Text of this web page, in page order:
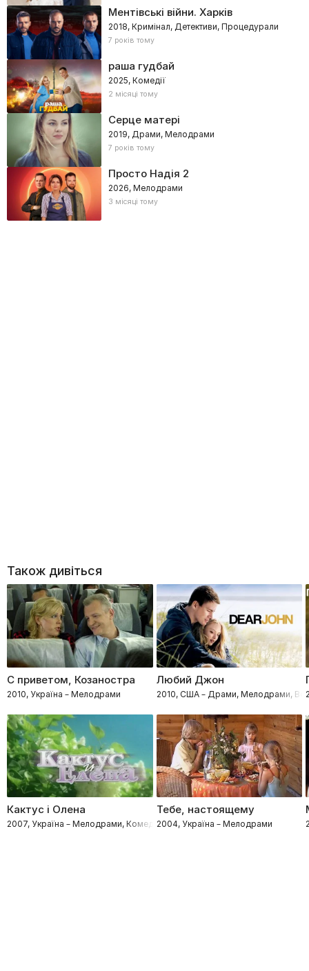
Ментівські війни. Харків
2018, Кримінал, Детективи, Процедурали
7 років тому
раша гудбай
2025, Комедії
2 місяці тому
Серце матері
2019, Драми, Мелодрами
7 років тому
Просто Надія 2
2026, Мелодрами
3 місяці тому
Також дивіться
С приветом, Козаностра
2010, Україна – Мелодрами
Любий Джон
2010, США – Драми, Мелодрами,
Кактус і Олена
2007, Україна – Мелодрами, Комедії
Тебе, настоящему
2004, Україна – Мелодрами